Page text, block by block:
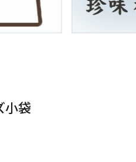
小袋